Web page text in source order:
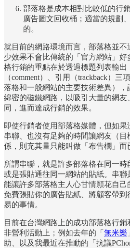
部落格是成本相對比較低的行
廣告圖文回收桶；適當的規劃
的。
就目前的網路環境而言，部落格並
少效果不會比傳統的「官方網站」
格行銷的重點在於透過標題列表輸出
（comment）、引用（trackback）
落格和一般網站的主要技術差異）
綿密的磁鐵網路，以吸引大量的網
同，進而達成行銷的效果。
即使行銷者使用部落格媒體，但如
串聯、也沒有足夠的時間讓網友（目
係，則充其量只能叫做「布告欄」而
所謂串聯，就是許多部落格在同一時
或是張貼通往同一網站的貼紙。串聯
能讓許多部落格主人心甘情願花自己
免費張貼你的廣告貼紙、將顧客帶
易的事情。
目前在台灣網路上的成功部落格行
非營利活動上；例如去年的「 無米樂
助、以及我最近在推動的「抗議